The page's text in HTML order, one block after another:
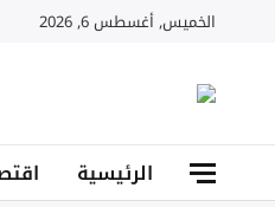
الخميس, أغسطس 6, 2026
الرئيسية